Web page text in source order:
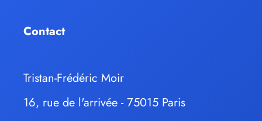
Contact
Tristan-Frédéric Moir
16, rue de l'arrivée - 75015 Paris